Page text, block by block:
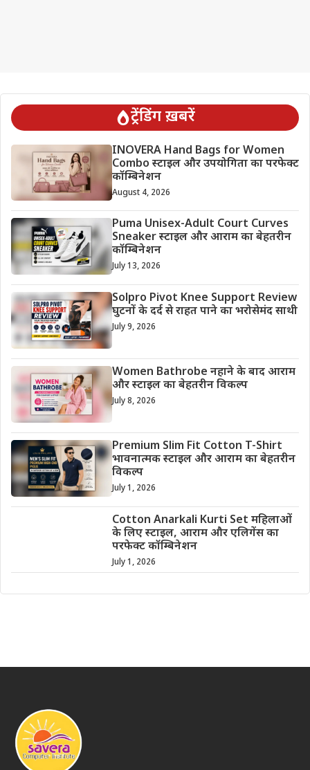
ट्रेंडिंग ख़बरें
INOVERA Hand Bags for Women
Combo स्टाइल और उपयोगिता का परफेक्ट
कॉम्बिनेशन
August 4, 2026
Puma Unisex-Adult Court Curves
Sneaker स्टाइल और आराम का बेहतरीन
कॉम्बिनेशन
July 13, 2026
Solpro Pivot Knee Support Review
घुटनों के दर्द से राहत पाने का भरोसेमंद साथी
July 9, 2026
Women Bathrobe नहाने के बाद आराम
और स्टाइल का बेहतरीन विकल्प
July 8, 2026
Premium Slim Fit Cotton T-Shirt
भावनात्मक स्टाइल और आराम का बेहतरीन
विकल्प
July 1, 2026
Cotton Anarkali Kurti Set महिलाओं
के लिए स्टाइल, आराम और एलिगेंस का
परफेक्ट कॉम्बिनेशन
July 1, 2026